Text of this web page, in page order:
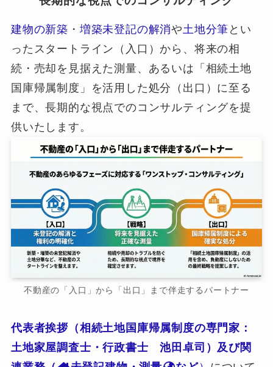
建物の新築 ・ 増築未登記の解消や土地分筆 とい
ったスタートライン（入口）から、将来の相
続・売却を見据えた測量、あるいは「相続土地
国庫帰属制度」を活用した処分（出口）に至る
まで、長期的な視点でのコンサルティングを提
供いたします。
不動産の「入口」から「出口」まで伴走するパートナー
代表者挨拶（相続土地国庫帰属制度の専門家：
土地家屋調査士・行政書士 池田卓司）及び関